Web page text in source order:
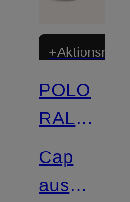
+Aktionsrabatt
POLO
RALPH
LAUREN
Cap
aus